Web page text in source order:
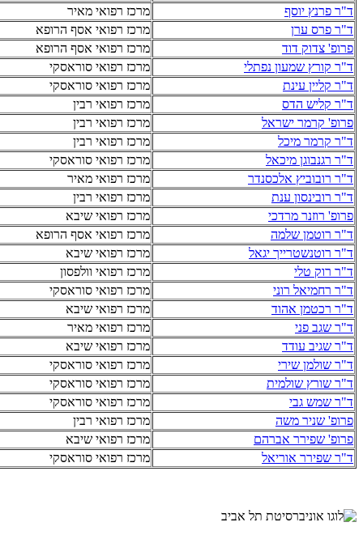
ד"ר פרנץ יוסף
מרכז רפואי מאיר
ד"ר פרס ערן
מרכז רפואי אסף הרופא
פרופ' צדוק דוד
מרכז רפואי אסף הרופא
ד"ר קורץ שמעון נפתלי
מרכז רפואי סוראסקי
ד"ר קליין עינת
מרכז רפואי סוראסקי
ד"ר קליש הדס
מרכז רפואי רבין
פרופ' קרמר ישראל
מרכז רפואי רבין
ד"ר קרמר מיכל
מרכז רפואי רבין
ד"ר רגנבוגן מיכאל
מרכז רפואי סוראסקי
ד"ר רובוביץ אלכסנדר
מרכז רפואי מאיר
ד"ר רובינסון ענת
מרכז רפואי רבין
פרופ' רוזנר מרדכי
מרכז רפואי שיבא
ד"ר רוטמן שלמה
מרכז רפואי אסף הרופא
ד"ר רוטנשטרייך יגאל
מרכז רפואי שיבא
ד"ר רוק טלי
מרכז רפואי וולפסון
ד"ר רחמיאל רוני
מרכז רפואי סוראסקי
ד"ר רכטמן אהוד
מרכז רפואי שיבא
ד"ר שגב פני
מרכז רפואי מאיר
ד"ר שגיב עודד
מרכז רפואי שיבא
ד"ר שולמן שירי
מרכז רפואי סוראסקי
ד"ר שורץ שולמית
מרכז רפואי סוראסקי
ד"ר שמש גבי
מרכז רפואי סוראסקי
פרופ' שניר משה
מרכז רפואי רבין
פרופ' שפירר אברהם
מרכז רפואי שיבא
ד"ר שפירר אוריאל
מרכז רפואי סוראסקי